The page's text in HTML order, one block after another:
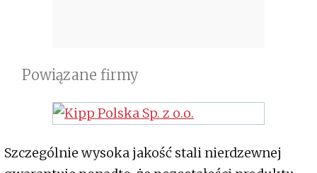
Powiązane firmy
Szczególnie wysoka jakość stali nierdzewnej